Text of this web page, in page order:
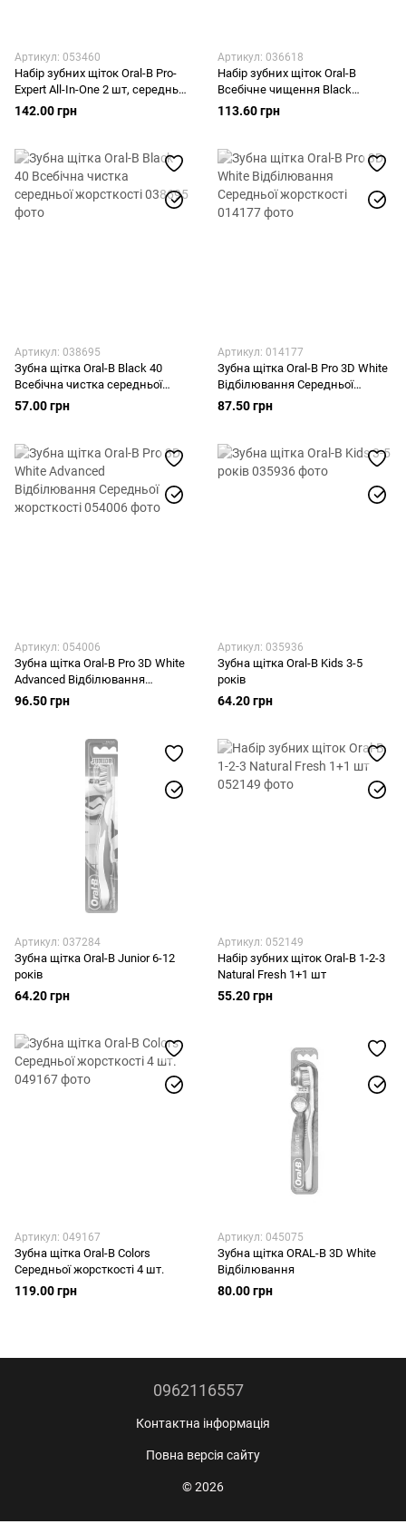
Артикул: 053460
Набір зубних щіток Oral-B Pro-
Expert All-In-One 2 шт, середньої
жорсткості
142.00 грн
Артикул: 036618
Набір зубних щіток Oral-B
Всебічне чищення Black
середня 3 шт
113.60 грн
Артикул: 038695
Зубна щітка Oral-B Black 40
Всебічна чистка середньої
жорсткості
57.00 грн
Артикул: 014177
Зубна щітка Oral-B Pro 3D White
Відбілювання Середньої
жорсткості
87.50 грн
Артикул: 054006
Зубна щітка Oral-B Pro 3D White
Advanced Відбілювання
Середньої жорсткості
96.50 грн
Артикул: 035936
Зубна щітка Oral-B Kids 3-5
років
64.20 грн
Артикул: 037284
Зубна щітка Oral-B Junior 6-12
років
64.20 грн
Артикул: 052149
Набір зубних щіток Oral-B 1-2-3
Natural Fresh 1+1 шт
55.20 грн
Артикул: 049167
Зубна щітка Oral-B Colors
Середньої жорсткості 4 шт.
119.00 грн
Артикул: 045075
Зубна щітка ORAL-B 3D White
Відбілювання
80.00 грн
0962116557
Контактна інформація
Повна версія сайту
© 2026